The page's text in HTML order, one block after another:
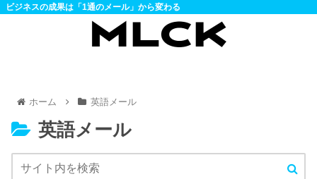
ビジネスの成果は「1通のメール」から変わる
ホーム 英語メール
英語メール